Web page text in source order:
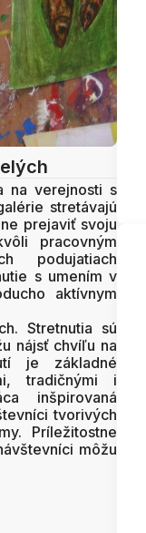
na verejnosti s
stretávajú
prejaviť svoju
pracovným
podujatiach
s umením v
aktívnym
Stretnutia sú
nájsť chvíľu na
je základné
tradičnými i
inšpirovaná
tvorivých
Príležitostne
môžu